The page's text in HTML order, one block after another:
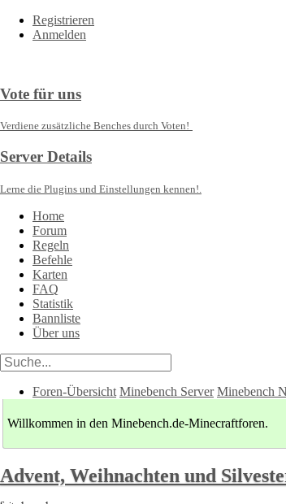
Registrieren
Anmelden
Vote für uns
Verdiene zusätzliche Benches durch Voten!
Server Details
Lerne die Plugins und Einstellungen kennen!.
Home
Forum
Regeln
Befehle
Karten
FAQ
Statistik
Bannliste
Über uns
Foren-Übersicht Minebench Server Minebench
Willkommen in den Minebench.de-Minecraftforen.
Advent, Weihnachten und